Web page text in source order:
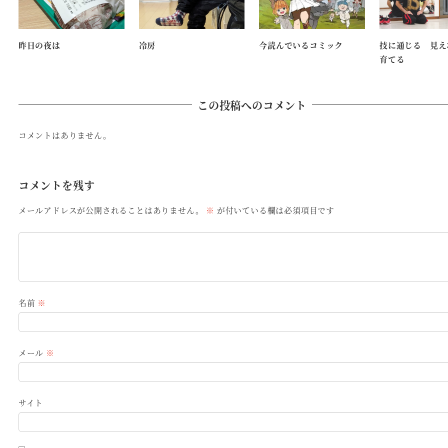
昨日の夜は 冷房 今読んでいるコミック
技に通じる 見え
育てる
この投稿へのコメント
コメントはありません。
コメントを残す
メールアドレスが公開されることはありません。 ※ が付いている欄は必須項目です
名前 ※
メール ※
サイト